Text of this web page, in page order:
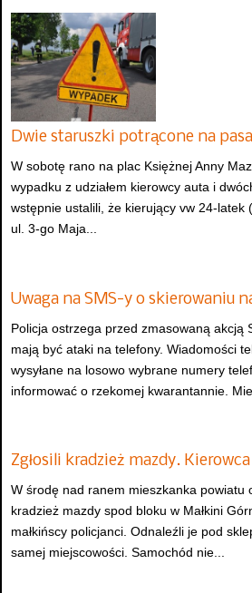
Dwie staruszki potrącone na
W sobotę rano na plac Księżnej Anny
wypadku z udziałem kierowcy auta i
wstępnie ustalili, że kierujący vw 24-latek
ul. 3-go Maja...
Uwaga na SMS-y o skierowaniu
Policja ostrzega przed zmasowaną akcją
mają być ataki na telefony. Wiadomości
wysyłane na losowo wybrane numery
informować o rzekomej kwarantannie.
Zgłosili kradzież mazdy.
W środę nad ranem mieszkanka powiatu
kradzież mazdy spod bloku w Małkini
małkińscy policjanci. Odnaleźli je pod
samej miejscowości. Samochód nie...